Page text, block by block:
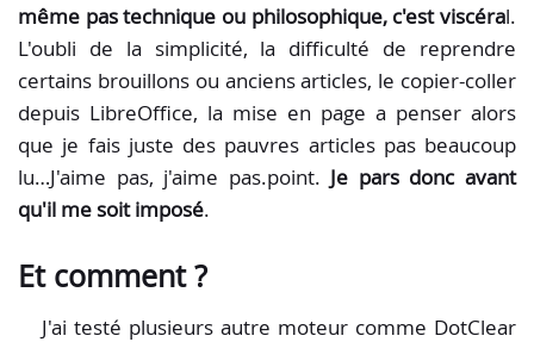
même pas technique ou philosophique, c'estviscéral.
L'oubli de la simplicité, la difficulté de reprendre
certains brouillons ou anciens articles, le copier-coller
depuis LibreOffice, la mise en page a penser alors
que je fais juste des pauvres articles pas beaucoup
lu…J'aime pas, j'aime pas.point. Je pars donc avant
qu'il me soit imposé.
Et comment ?
J'ai testé plusieurs autre moteur comme DotClear